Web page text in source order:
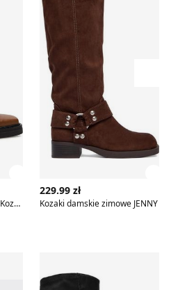
Vagabond Shoemakers - Kozaki damskie na zimę
229.99 zł
Kozaki damskie zimowe JENNY